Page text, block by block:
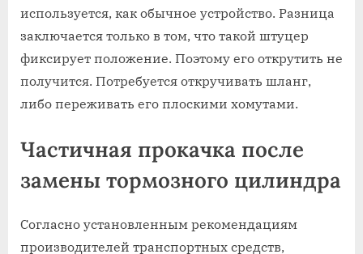
используется, как обычное устройство. Разница
заключается только в том, что такой штуцер
фиксирует положение. Поэтому его открутить не
получится. Потребуется откручивать шланг,
либо переживать его плоскими хомутами.
Частичная прокачка после
замены тормозного цилиндра
Согласно установленным рекомендациям
производителей транспортных средств,